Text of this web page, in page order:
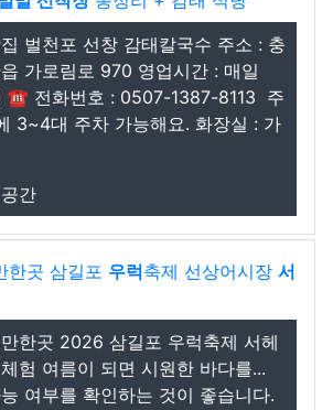
벌천포 선창 감태칼국수 주소 : 충
가로림로 970 영업시간 : 매일
☎️ 전화번호 : 0507-1387-8113 ️ 주
3~4대 주차 가능해요. 화장실 : 가
간
한곳 삼길포 우럭축제 선상어시장 서
한곳 2026 삼길포 우럭축제 서헤
험 여름이 되면 시원한 바다를...
여부를 확인하는 것이 좋습니다.